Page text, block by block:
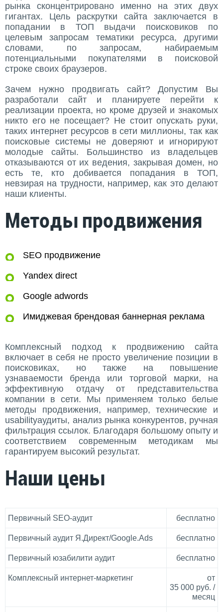
рынка сконцентрировано именно на этих двух
гигантах. Цель раскрутки сайта заключается в
попадании в ТОП выдачи поисковиков по
целевым запросам тематики ресурса, другими
словами, по запросам, набираемым
потенциальными покупателями в поисковой
строке своих браузеров.
Зачем нужно продвигать сайт? Допустим Вы
разработали сайт и планируете перейти к
реализации проекта, но кроме друзей и знакомых
никто его не посещает? Не стоит опускать руки,
таких интернет ресурсов в сети миллионы, так как
поисковые системы не доверяют и игнорируют
молодые сайты. Большинство из владельцев
отказываются от их ведения, закрывая домен, но
есть те, кто добивается попадания в ТОП,
невзирая на трудности, например, как это делают
наши клиенты.
Методы продвижения
SEO продвижение
Yandex direct
Google adwords
Имиджевая брендовая баннерная реклама
Комплексный подход к продвижению сайта
включает в себя не просто увеличение позиции в
поисковиках, но также на повышение
узнаваемости бренда или торговой марки, на
эффективную отдачу от представительства
компании в сети. Мы применяем только белые
методы продвижения, например, технические и
usabilityаудиты, анализ рынка конкурентов, ручная
фильтрация ссылок. Благодаря большому опыту и
соответствием современным методикам мы
гарантируем высокий результат.
Наши цены
Первичный SEO-аудит бесплатно
Первичный аудит Я.Директ/Google.Ads бесплатно
Первичный юзабилити аудит бесплатно
Комплексный интернет-маркетинг
от
35 000 руб. /
месяц